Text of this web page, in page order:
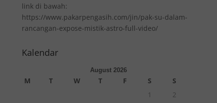
link di bawah:
https://www.pakarpengasih.com/jin/pak-su-dalam-
rancangan-expose-mistik-astro-full-video/
Kalendar
August 2026
M T W T F S
S
1
2